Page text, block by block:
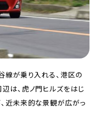
線が乗り入れる、港区の
は、虎ノ門ヒルズをはじ
近未来的な景観が広がっ